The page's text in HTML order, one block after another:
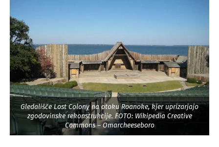
Gledališče Lost Colony na otoku Roanoke, kjer uprizarjajo
zgodovinske rekonstrukcije. FOTO: Wikipedia Creative
Commons – Omarcheeseboro